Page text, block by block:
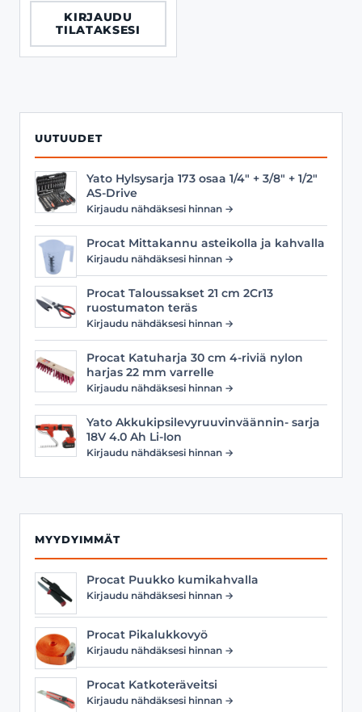
UUTUUDET
Yato Hylsysarja 173 osaa 1/4" + 3/8" + 1/2"
AS-Drive
Kirjaudu nähdäksesi hinnan →
Procat Mittakannu asteikolla ja kahvalla
Kirjaudu nähdäksesi hinnan →
Procat Taloussakset 21 cm 2Cr13
ruostumaton teräs
Kirjaudu nähdäksesi hinnan →
Procat Katuharja 30 cm 4-riviä nylon
harjas 22 mm varrelle
Kirjaudu nähdäksesi hinnan →
Yato Akkukipsilevyruuvinväännin- sarja
18V 4.0 Ah Li-Ion
Kirjaudu nähdäksesi hinnan →
MYYDYIMMÄT
Procat Puukko kumikahvalla
Kirjaudu nähdäksesi hinnan →
Procat Pikalukkovyö
Kirjaudu nähdäksesi hinnan →
Procat Katkoteräveitsi
Kirjaudu nähdäksesi hinnan →
runko
KIRJAUDU
TILATAKSESI